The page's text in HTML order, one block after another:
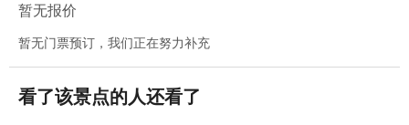
暂无报价
暂无门票预订，我们正在努力补充
看了该景点的人还看了